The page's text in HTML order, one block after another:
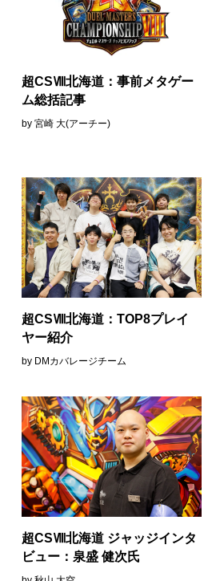
超CSⅧ北海道：事前メタゲー
ム総括記事
by 宮崎 大(アーチー)
超CSⅧ北海道：TOP8プレイ
ヤー紹介
by DMカバレージチーム
超CSⅧ北海道 ジャッジインタ
ビュー：泉盛 健次氏